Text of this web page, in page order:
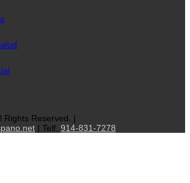
Rights Reserved. |
| Telf. 914-831-7278